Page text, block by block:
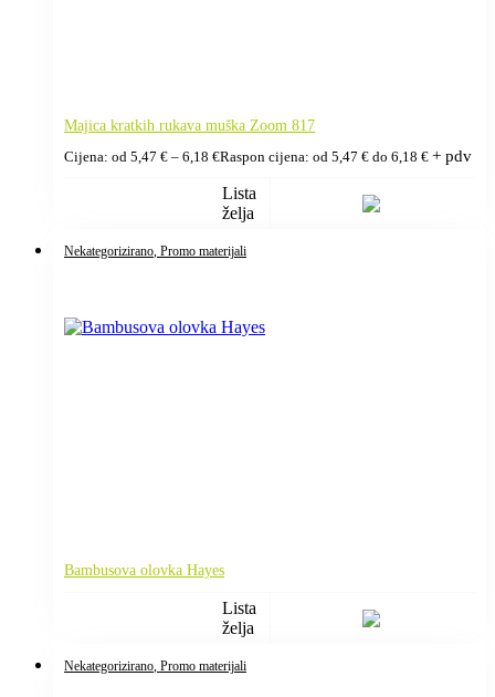
Majica kratkih rukava muška Zoom 817
Cijena: od 5,47 € – 6,18 €Raspon cijena: od 5,47 € do 6,18 € + pdv
Lista
želja
Nekategorizirano , Promo materijali
Bambusova olovka Hayes
Lista
želja
Nekategorizirano , Promo materijali